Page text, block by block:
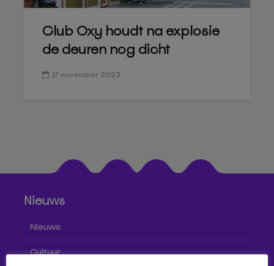
Club Oxy houdt na explosie
de deuren nog dicht
17 november 2023
Nieuws
Nieuws
Cultuur